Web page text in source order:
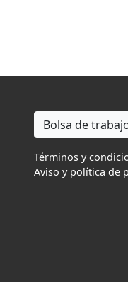
Bolsa de
Términos y
Aviso y política de